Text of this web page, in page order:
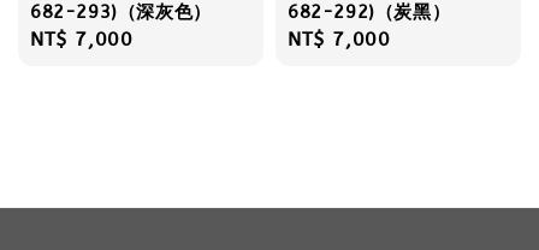
682-293)（深灰色）
Regular
NT$ 7,000
682-292)（炭黑）
Regular
NT$ 7,000